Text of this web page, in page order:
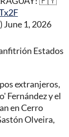
June 1, 2026
Estados
extranjeros,
Fernández y el
en Cerro
Olveira,